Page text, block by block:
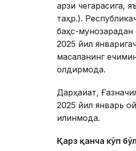
қарзи чегарасига,
таҳр.).
баҳс-мунозарадан
2025 йил
масаланинг
қолдирмоқда.
Дарҳақиқат,
2025 йил январь
қилинмоқда.
Қарз қанча кўп